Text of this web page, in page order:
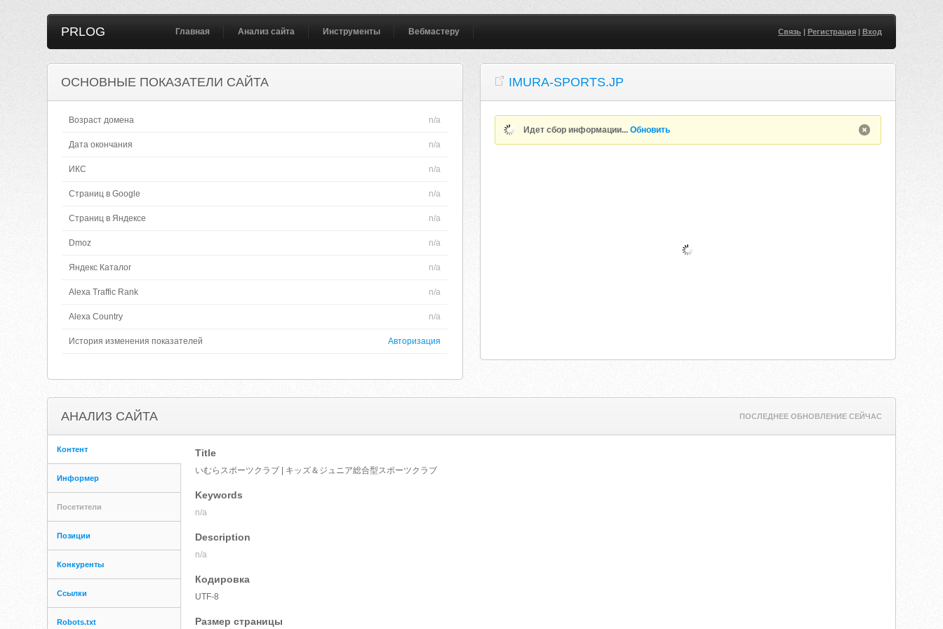
PRLOG Главная Анализ сайта Инструменты Вебмастеру Связь| Регистрация| Вход
ОСНОВНЫЕ ПОКАЗАТЕЛИ САЙТА
Возраст домена n/a
Дата окончания n/a
ИКС n/a
Страниц в Google n/a
Страниц в Яндексе n/a
Dmoz n/a
Яндекс Каталог n/a
Alexa Traffic Rank n/a
Alexa Country n/a
История изменения показателей Авторизация
IMURA-SPORTS.JP
Идет сбор информации...Обновить
АНАЛИЗ САЙТА ПОСЛЕДНЕЕ ОБНОВЛЕНИЕ СЕЙЧАС
Контент
Информер
Посетители
Позиции
Конкуренты
Ссылки
Robots.txt
Title
いむらスポーツクラブ | キッズ＆ジュニア総合型スポーツクラブ
Keywords
n/a
Description
n/a
Кодировка
UTF-8
Размер страницы